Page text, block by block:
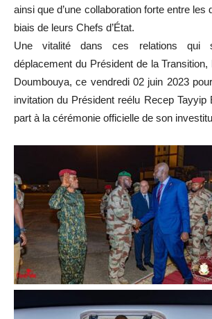
ainsi que d’une collaboration forte entre les
biais de leurs Chefs d’État.
Une vitalité dans ces relations qui
déplacement du Président de la
Doumbouya, ce vendredi 02 juin 2023
invitation du Président reélu Recep Tayyip
part à la cérémonie officielle de son